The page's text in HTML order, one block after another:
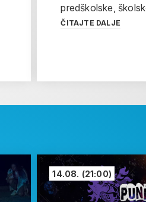
predškolske,
ČITAJTE DALJE
14.08. (21:00)